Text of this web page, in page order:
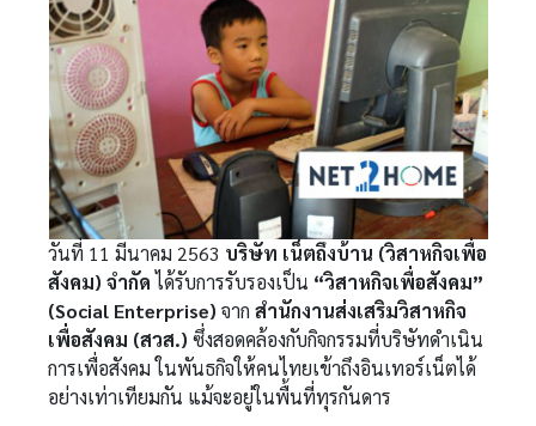
วันที่ 11 มีนาคม 2563 บริษัท เน็ตถึงบ้าน (วิสาหกิจเพื่อ
สังคม) จำกัดได้รับการรับรองเป็น “วิสาหกิจเพื่อสังคม”
(Social Enterprise) จากสํานักงานส่งเสริมวิสาหกิจ
เพื่อสังคม (สวส.) ซึ่งสอดคล้องกับกิจกรรมที่บริษัทดำเนิน
การเพื่อสังคม ในพันธกิจให้คนไทยเข้าถึงอินเทอร์เน็ตได้
อย่างเท่าเทียมกัน แม้จะอยู่ในพื้นที่ทุรกันดาร